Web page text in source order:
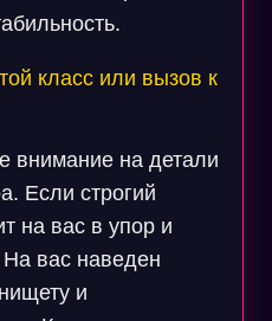
класс или вызов к
внимание на детали
Если строгий
на вас в упор и
вас наведен
и